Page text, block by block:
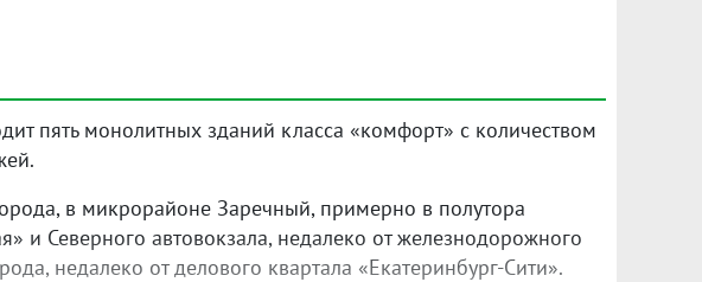
пять монолитных зданий класса «комфорт» с количеством
в микрорайоне Заречный, примерно в полутора
и Северного автовокзала, недалеко от железнодорожного
недалеко от делового квартала «Екатеринбург-Сити».